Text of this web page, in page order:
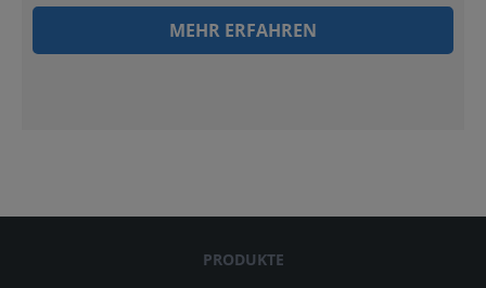
MEHR ERFAHREN
PRODUKTE